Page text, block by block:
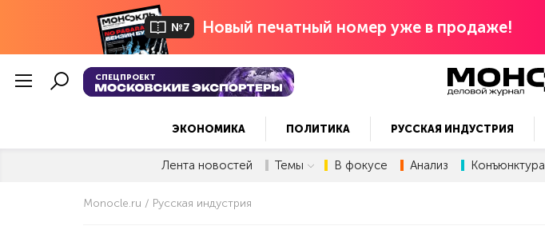
№7 Новый печатный номер уже в продаже!
СПЕЦПРОЕКТ
ЭКОНОМИКА ПОЛИТИКА РУССКАЯ ИНДУСТРИЯ
Лента новостей Темы В фокусе Анализ Конъюнктура
Monocle.ru Русская индустрия